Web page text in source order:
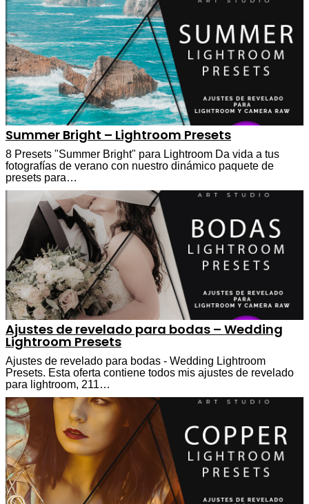
Summer Bright – Lightroom Presets
8 Presets "Summer Bright" para Lightroom Da vida a tus
fotografías de verano con nuestro dinámico paquete de
presets para…
Ajustes de revelado para bodas – Wedding
Lightroom Presets
Ajustes de revelado para bodas - Wedding Lightroom
Presets. Esta oferta contiene todos mis ajustes de revelado
para lightroom, 211…